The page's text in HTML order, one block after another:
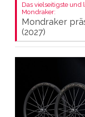
Das vielseitigste
Mondraker:
Mondraker
(2027)